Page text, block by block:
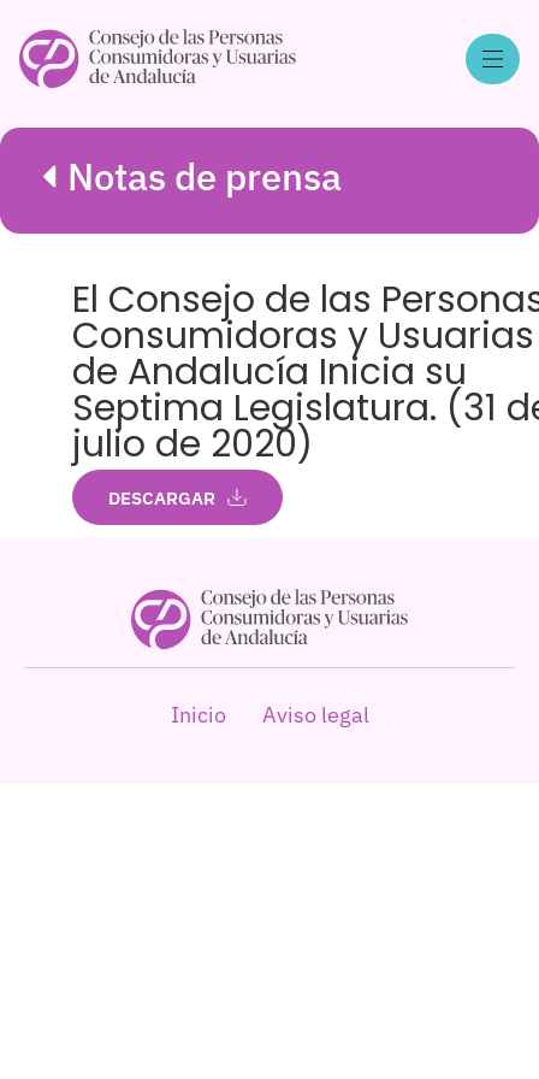
Notas de prensa
El Consejo de las
Consumidoras y Usuarias
de Andalucía Inicia su
Septima Legislatura. (31
julio de 2020)
DESCARGAR
Inicio Aviso legal